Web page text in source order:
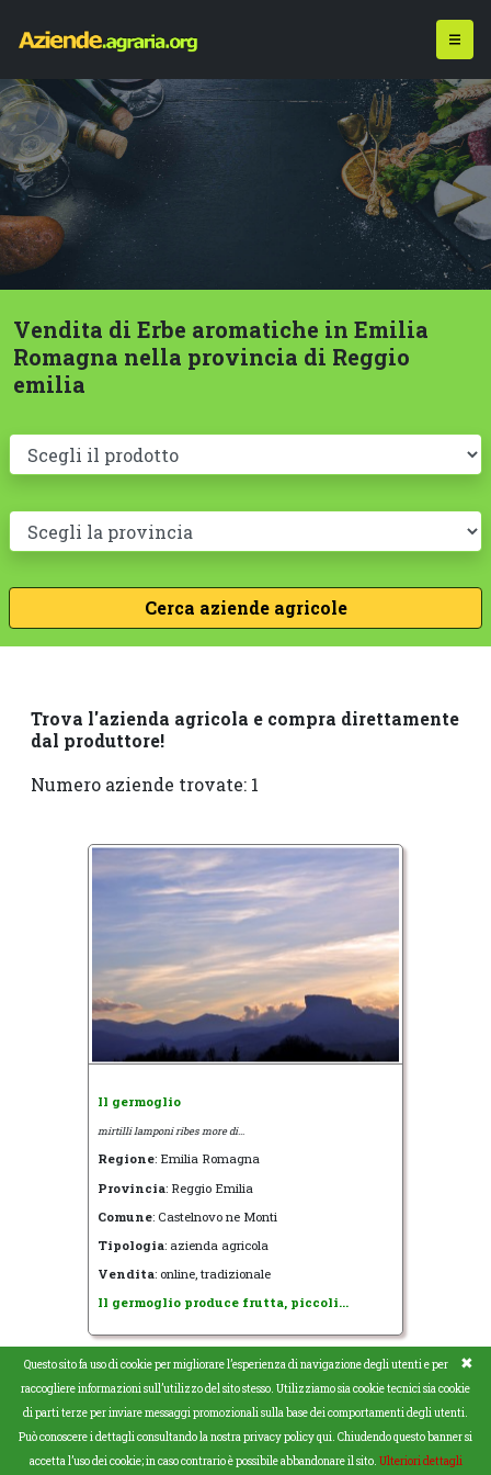
Vendita di Erbe aromatiche in Emilia
Romagna nella provincia di Reggio
emilia
Trova l'azienda agricola e compra direttamente
dal produttore!
Numero aziende trovate: 1
Il germoglio
mirtilli lamponi ribes more di...
Regione: Emilia Romagna
Provincia: Reggio Emilia
Comune: Castelnovo ne Monti
Tipologia: azienda agricola
Vendita: online, tradizionale
Il germoglio produce frutta, piccoli...
Copyright © www.agraria.org - Codice ISSN 1970-2620 -
info@agraria.org -Privacy-Sitemap
✖
Questo sito fa uso di cookie per migliorare l’esperienza di navigazione degli utenti e per
raccogliere informazioni sull’utilizzo del sito stesso. Utilizziamo sia cookie tecnici sia cookie
di parti terze per inviare messaggi promozionali sulla base dei comportamenti degli utenti.
Può conoscere i dettagli consultando la nostra privacy policy qui. Chiudendo questo banner si
accetta l’uso dei cookie; in caso contrario è possibile abbandonare il sito. Ulteriori dettagli